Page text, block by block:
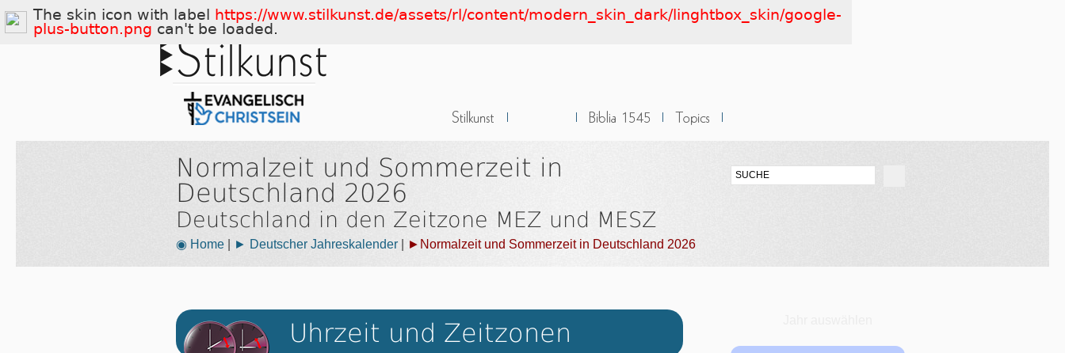
Normalzeit und Sommerzeit in
Deutschland 2026
Deutschland in den Zeitzone MEZ und MESZ
◉ Home ► Deutscher Jahreskalender ►Normalzeit und Sommerzeit in Deutschland 2026
Uhrzeit und Zeitzonen
The skin icon with label
https://www.stilkunst.de/assets/rl/content/modern_skin_dark/linghtbox_skin/google-
plus-button.png can't be loaded.